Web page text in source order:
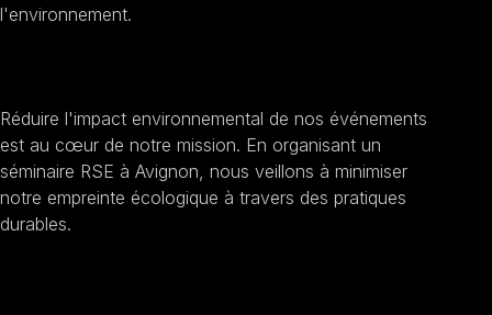
l'environnement.
Réduire l'impact environnemental de nos événements
est au cœur de notre mission. En organisant un
séminaire RSE à Avignon, nous veillons à minimiser
notre empreinte écologique à travers des pratiques
durables.